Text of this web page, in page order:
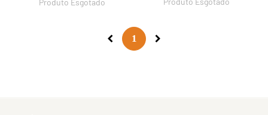
Produto Esgotado
1